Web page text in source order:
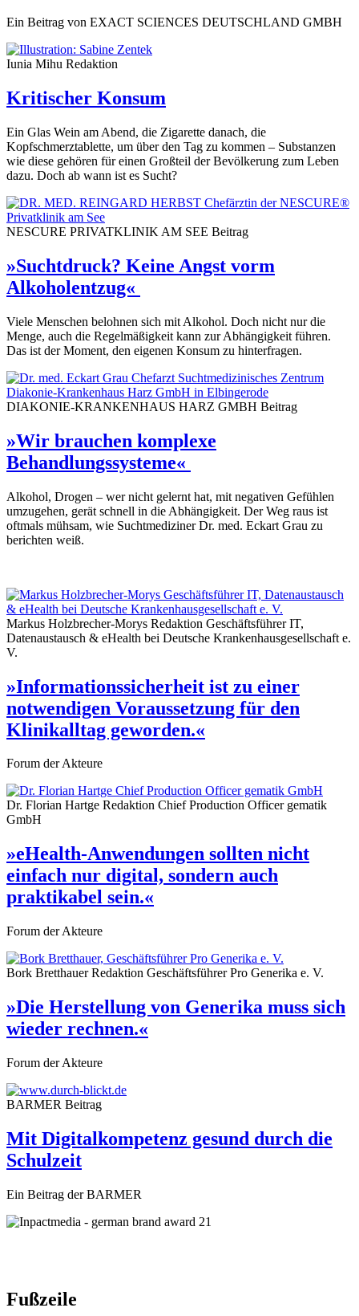
Ein Beitrag von EXACT SCIENCES DEUTSCHLAND GMBH
Iunia Mihu Redaktion
Kritischer Konsum
Ein Glas Wein am Abend, die Zigarette danach, die
Kopfschmerztablette, um über den Tag zu kommen – Substanzen
wie diese gehören für einen Großteil der Bevölkerung zum Leben
dazu. Doch ab wann ist es Sucht?
NESCURE PRIVATKLINIK AM SEE Beitrag
»Suchtdruck? Keine Angst vorm
Alkoholentzug«
Viele Menschen belohnen sich mit Alkohol. Doch nicht nur die
Menge, auch die Regelmäßigkeit kann zur Abhängigkeit führen.
Das ist der Moment, den eigenen Konsum zu hinterfragen.
DIAKONIE-KRANKENHAUS HARZ GMBH Beitrag
»Wir brauchen komplexe
Behandlungssysteme«
Alkohol, Drogen – wer nicht gelernt hat, mit negativen Gefühlen
umzugehen, gerät schnell in die Abhängigkeit. Der Weg raus ist
oftmals mühsam, wie Suchtmediziner Dr. med. Eckart Grau zu
berichten weiß.
Markus Holzbrecher-Morys Redaktion Geschäftsführer IT,
Datenaustausch & eHealth bei Deutsche Krankenhausgesellschaft e.
V.
»Informationssicherheit ist zu einer
notwendigen Voraussetzung für den
Klinikalltag geworden.«
Forum der Akteure
Dr. Florian Hartge Redaktion Chief Production Officer gematik
GmbH
»eHealth-Anwendungen sollten nicht
einfach nur digital, sondern auch
praktikabel sein.«
Forum der Akteure
Bork BretthauerRedaktion Geschäftsführer Pro Generika e. V.
»Die Herstellung von Generika muss sich
wieder rechnen.«
Forum der Akteure
BARMER Beitrag
Mit Digitalkompetenz gesund durch die
Schulzeit
Ein Beitrag der BARMER
Fußzeile